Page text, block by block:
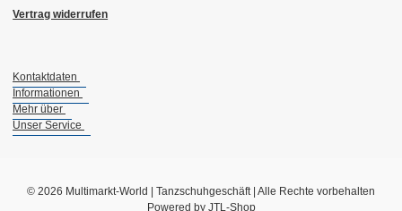
Vertrag widerrufen
Kontaktdaten
Informationen
Mehr über
Unser Service
© 2026 Multimarkt-World | Tanzschuhgeschäft | Alle Rechte vorbehalten
Powered by JTL-Shop